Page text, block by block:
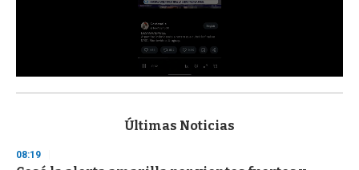
s
d
Últimas Noticias
08:19